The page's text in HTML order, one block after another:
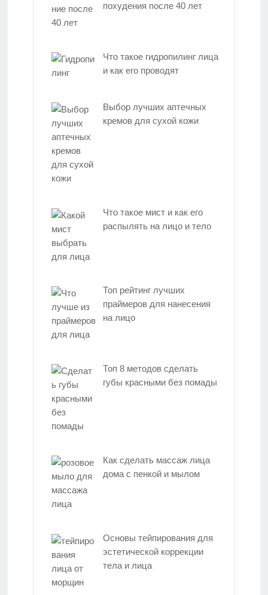
похудения после 40 лет
Что такое гидропилинг лица
и как его проводят
Выбор лучших аптечных
кремов для сухой кожи
Что такое мист и как его
распылять на лицо и тело
Топ рейтинг лучших
праймеров для нанесения
на лицо
Топ 8 методов сделать
губы красными без помады
Как сделать массаж лица
дома с пенкой и мылом
Основы тейпирования для
эстетической коррекции
тела и лица